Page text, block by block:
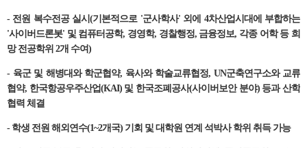
- 전원 복수전공 실시(기본적으로 '군사학사' 외에 4차산업시대에 부합하는
'사이버드론봇' 및 컴퓨터공학, 경영학, 경찰행정, 금융정보, 각종 어학 등 희
망 전공학위 2개 수여)
- 육군 및 해병대와 학군협약, 육사와 학술교류협정, UN군축연구소와 교류
협약, 한국항공우주산업(KAI) 및 한국조폐공사(사이버보안 분야) 등과 산학
협력 체결
- 학생 전원 해외연수(1~2개국) 기회 및 대학원 연계 석박사 학위 취득 가능